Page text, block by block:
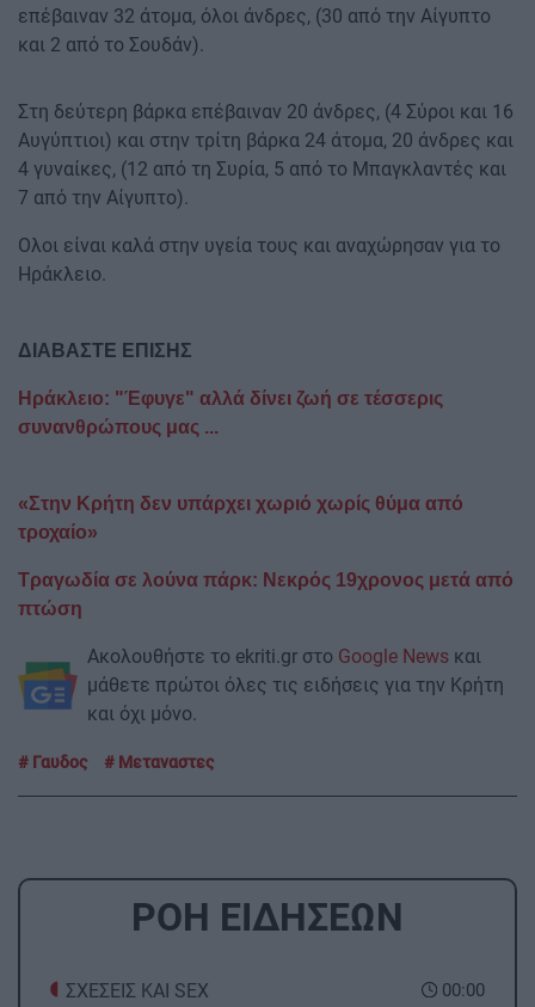
επέβαιναν 32 άτομα, όλοι άνδρες, (30 από την Αίγυπτο
και 2 από το Σουδάν).
Στη δεύτερη βάρκα επέβαιναν 20 άνδρες, (4 Σύροι και 16
Αυγύπτιοι) και στην τρίτη βάρκα 24 άτομα, 20 άνδρες και
4 γυναίκες, (12 από τη Συρία, 5 από το Μπαγκλαντές και
7 από την Αίγυπτο).
Ολοι είναι καλά στην υγεία τους και αναχώρησαν για το
Ηράκλειο.
ΔΙΑΒΑΣΤΕ ΕΠΙΣΗΣ
Ηράκλειο: "Έφυγε" αλλά δίνει ζωή σε τέσσερις
συνανθρώπους μας ...
«Στην Κρήτη δεν υπάρχει χωριό χωρίς θύμα από
τροχαίο»
Τραγωδία σε λούνα πάρκ: Νεκρός 19χρονος μετά από
πτώση
Ακολουθήστε το ekriti.gr στο Google News και
μάθετε πρώτοι όλες τις ειδήσεις για την Κρήτη
και όχι μόνο.
Γαυδος Μεταναστες
ΡΟΗ ΕΙΔΗΣΕΩΝ
00:00
ΣΧΕΣΕΙΣ ΚΑΙ SEX